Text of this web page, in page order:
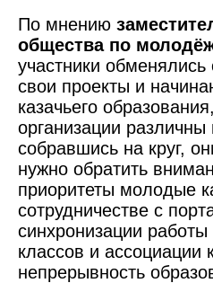
По мнению
общества по
участники
свои проекты и
казачьего
организации
собравшись на круг,
нужно обратить
приоритеты молодые
сотрудничестве с
синхронизации работы
классов и ассоциации
непрерывность